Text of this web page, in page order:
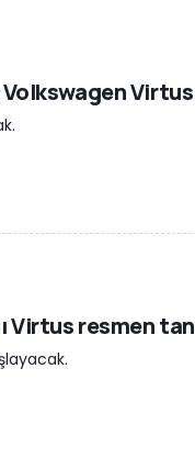
Virtus
Virtus resmen